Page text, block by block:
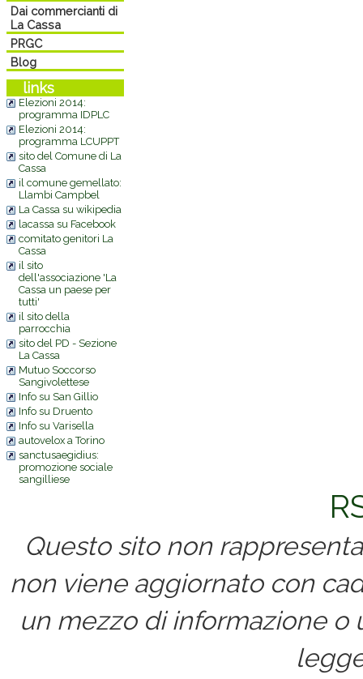
Dai commercianti di
La Cassa
PRGC
Blog
links
Elezioni 2014:
programma IDPLC
Elezioni 2014:
programma LCUPPT
sito del Comune di La
Cassa
il comune gemellato:
Llambi Campbel
La Cassa su wikipedia
lacassa su Facebook
comitato genitori La
Cassa
il sito
dell'associazione 'La
Cassa un paese per
tutti'
il sito della
parrocchia
sito del PD - Sezione
La Cassa
Mutuo Soccorso
Sangivolettese
Info su San Gillio
Info su Druento
Info su Varisella
autovelox a Torino
sanctusaegidius:
promozione sociale
sangilliese
Questo sito non
non viene aggiornato con
un mezzo di informazione